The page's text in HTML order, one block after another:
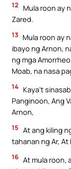
12
Mula roon ay
Zared.
13 Mula roon ay
ibayo ng Arnon,
ng mga
Moab, na nasa
14 Kaya’t
Panginoon, Ang
Arnon,
15 At ang kiling
tahanan ng Ar,
16 At mula roon,